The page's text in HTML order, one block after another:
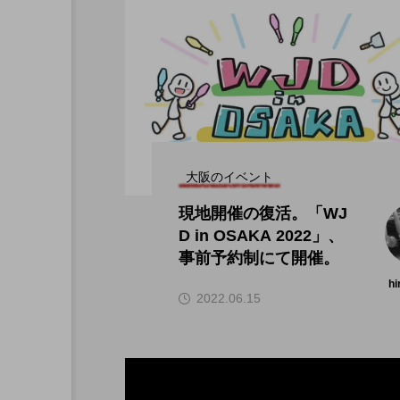
大阪のイベント
現地開催の復活。「WJ
D in OSAKA 2022」、
事前予約制にて開催。
2022.06.15